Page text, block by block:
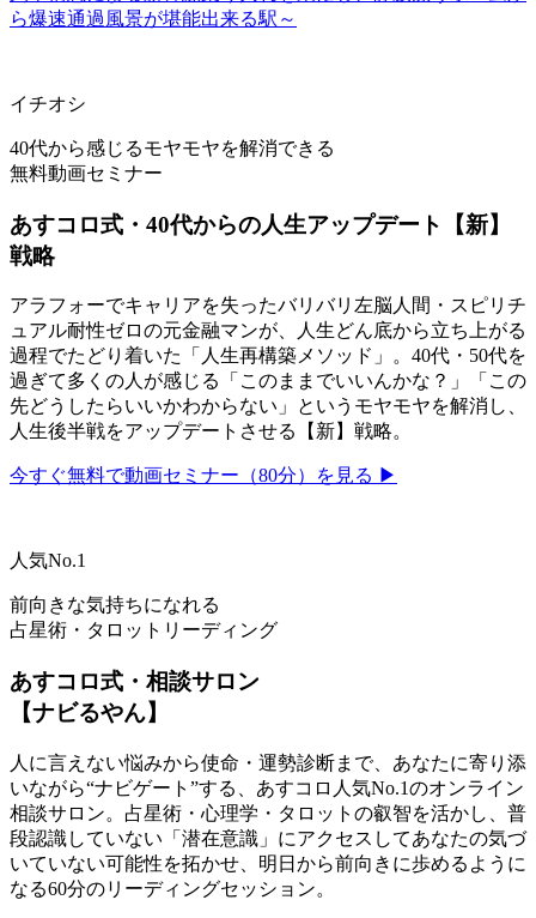
ら爆速通過風景が堪能出来る駅～
イチオシ
40代から感じるモヤモヤを解消できる
無料動画セミナー
あすコロ式・40代からの人生アップデート【新】
戦略
アラフォーでキャリアを失ったバリバリ左脳人間・スピリチ
ュアル耐性ゼロの元金融マンが、人生どん底から立ち上がる
過程でたどり着いた「人生再構築メソッド」。40代・50代を
過ぎて多くの人が感じる「このままでいいんかな？」「この
先どうしたらいいかわからない」というモヤモヤを解消し、
人生後半戦をアップデートさせる【新】戦略。
今すぐ無料で動画セミナー（80分）を見る ▶
人気No.1
前向きな気持ちになれる
占星術・タロットリーディング
あすコロ式・相談サロン
【ナビるやん】
人に言えない悩みから使命・運勢診断まで、あなたに寄り添
いながら“ナビゲート”する、あすコロ人気No.1のオンライン
相談サロン。占星術・心理学・タロットの叡智を活かし、普
段認識していない「潜在意識」にアクセスしてあなたの気づ
いていない可能性を拓かせ、明日から前向きに歩めるように
なる60分のリーディングセッション。